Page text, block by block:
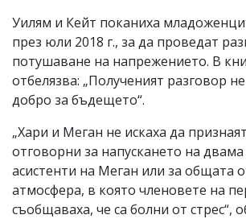
Уилям и Кейт поканиха
през юли 2018 г., за да проведат
потушаване на напрежението. В
отбелязва: „Полученият разговор
добро за бъдещето“.
„Хари и Меган не искаха да
отговорни за напускането на
асистенти на Меган или за общата
атмосфера, в която членовете на
съобщаваха, че са болни от стрес“,